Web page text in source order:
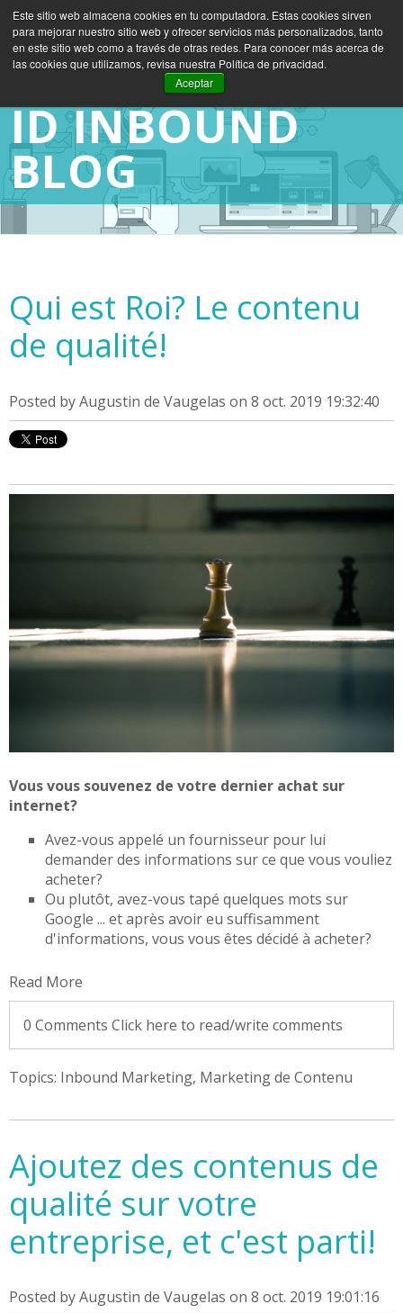
Este sitio web almacena cookies en tu computadora. Estas cookies sirven
para mejorar nuestro sitio web y ofrecer servicios más personalizados, tanto
en este sitio web como a través de otras redes. Para conocer más acerca de
las cookies que utilizamos, revisa nuestra Política de privacidad.
Aceptar
ES EN FR
ID INBOUND
BLOG
Qui est Roi? Le contenu
de qualité!
Posted byAugustin de Vaugelas on 8 oct. 2019 19:32:40
Vous vous souvenez de votre dernier achat sur
internet?
Avez-vous appelé un fournisseur pour lui
demander des informations sur ce que vous vouliez
acheter?
Ou plutôt, avez-vous tapé quelques mots sur
Google ... et après avoir eu suffisamment
d'informations, vous vous êtes décidé à acheter?
Read More
0 Comments Click here to read/write comments
Topics: Inbound Marketing, Marketing de Contenu
Ajoutez des contenus de
qualité sur votre
entreprise, et c'est parti!
Posted byAugustin de Vaugelas on 8 oct. 2019 19:01:16